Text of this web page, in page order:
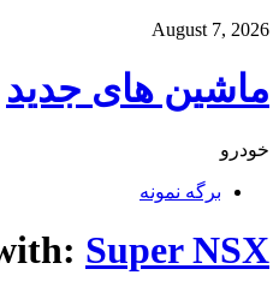
August 7, 2026
ماشین های جدید
خودرو
برگه نمونه
Super NSX